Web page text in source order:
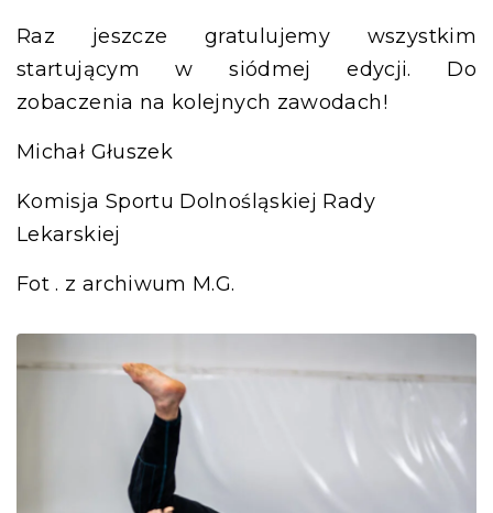
Raz jeszcze gratulujemy wszystkim
startującym w siódmej edycji. Do
zobaczenia na kolejnych zawodach!
Michał Głuszek
Komisja Sportu Dolnośląskiej Rady
Lekarskiej
Fot . z archiwum M.G.